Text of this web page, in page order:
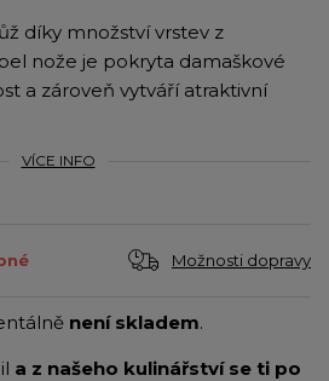
díky množství vrstev z
nože je pokryta damaškové
a zároveň vytváří atraktivní
VÍCE INFO
Možnosti dopravy
není skladem.
a z našeho kulinářství se ti po